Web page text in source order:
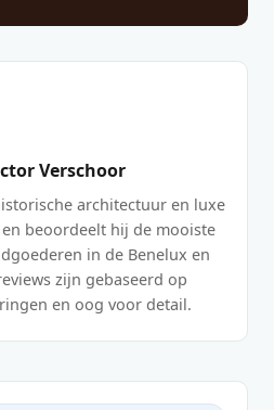
Verschoor
architectuur en luxe
beoordeelt hij de mooiste
in de Benelux en
zijn gebaseerd op
en oog voor detail.